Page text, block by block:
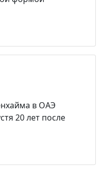
в ОАЭ
20 лет после